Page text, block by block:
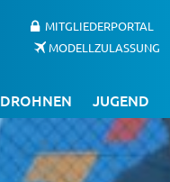
MITGLIEDERPORTAL
MODELLZULASSUNG
DROHNEN JUGEND